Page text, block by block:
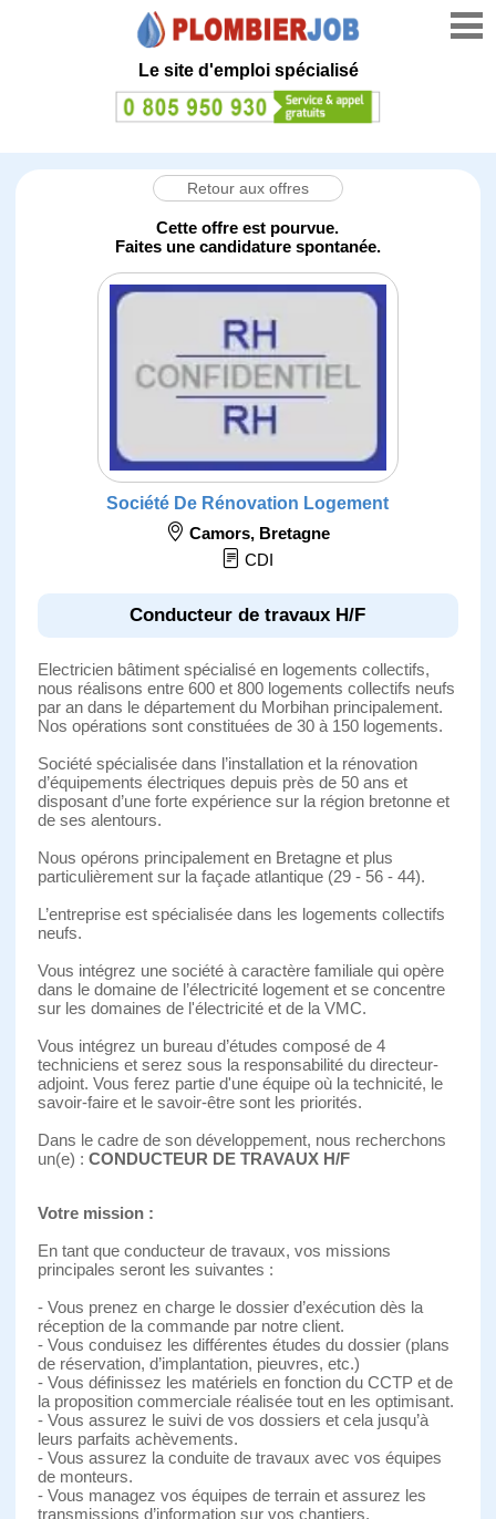
Le site d'emploi spécialisé
Retour aux offres
Cette offre est pourvue.
Faites une candidature spontanée.
Société De Rénovation Logement
Camors, Bretagne
CDI
Conducteur de travaux H/F
Electricien bâtiment spécialisé en logements collectifs,
nous réalisons entre 600 et 800 logements collectifs neufs
par an dans le département du Morbihan principalement.
Nos opérations sont constituées de 30 à 150 logements.
Société spécialisée dans l’installation et la rénovation
d’équipements électriques depuis près de 50 ans et
disposant d’une forte expérience sur la région bretonne et
de ses alentours.
Nous opérons principalement en Bretagne et plus
particulièrement sur la façade atlantique (29 - 56 - 44).
L’entreprise est spécialisée dans les logements collectifs
neufs.
Vous intégrez une société à caractère familiale qui opère
dans le domaine de l’électricité logement et se concentre
sur les domaines de l'électricité et de la VMC.
Vous intégrez un bureau d’études composé de 4
techniciens et serez sous la responsabilité du directeur-
adjoint. Vous ferez partie d'une équipe où la technicité, le
savoir-faire et le savoir-être sont les priorités.
Dans le cadre de son développement, nous recherchons
un(e) : CONDUCTEUR DE TRAVAUX H/F
Votre mission :
En tant que conducteur de travaux, vos missions
principales seront les suivantes :
- Vous prenez en charge le dossier d’exécution dès la
réception de la commande par notre client.
- Vous conduisez les différentes études du dossier (plans
de réservation, d’implantation, pieuvres, etc.)
- Vous définissez les matériels en fonction du CCTP et de
la proposition commerciale réalisée tout en les optimisant.
- Vous assurez le suivi de vos dossiers et cela jusqu’à
leurs parfaits achèvements.
- Vous assurez la conduite de travaux avec vos équipes
de monteurs.
- Vous managez vos équipes de terrain et assurez les
transmissions d’information sur vos chantiers.